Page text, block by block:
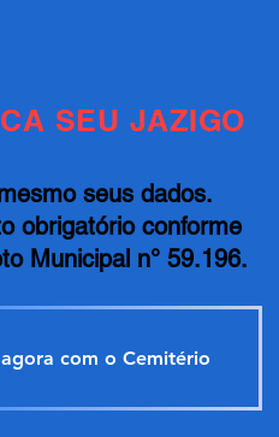
SEU JAZIGO
seus dados.
obrigatório conforme
Municipal n° 59.196.
com o Cemitério